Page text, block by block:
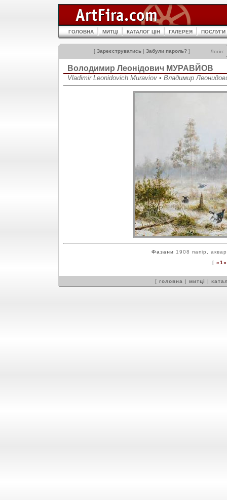
ГОЛОВНА МИТЦІ КАТАЛОГ ЦІН ГАЛЕРЕЯ ПОСЛУГИ
[ Зареєструватись | Забули пароль? ] Логін:
Володимир Леонідович МУРАВЙОВ
Vladimir Leonidovich Muraviov • Владимир
Фазани 1908 папір,
[ »1«
[ головна | митці |